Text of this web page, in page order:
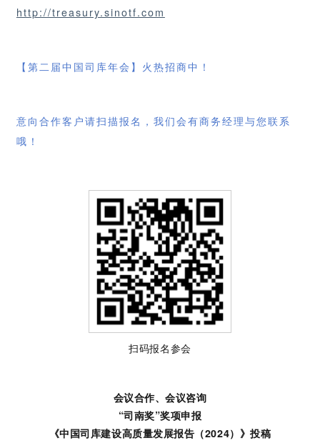
http://treasury.sinotf.com
【第二届中国司库年会】火热招商中！
意向合作客户请扫描报名，我们会有商务经理与您联系
哦！
扫码报名参会
会议合作、会议咨询
“司南奖”奖项申报
《中国司库建设高质量发展报告（2024）》投稿